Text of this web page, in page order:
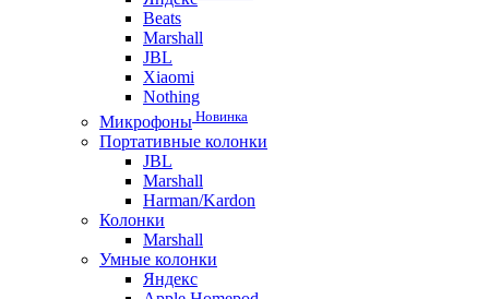
Beats
Marshall
JBL
Xiaomi
Nothing
Микрофоны Новинка
Портативные колонки
JBL
Marshall
Harman/Kardon
Колонки
Marshall
Умные колонки
Яндекс